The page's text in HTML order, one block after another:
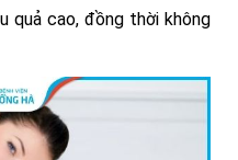
quả cao, đồng thời không